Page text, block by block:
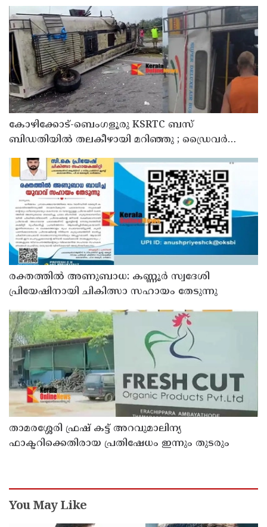
യുപിയോ ബിഹാറോ അല്ല ; അര്‍ജുന്‍ ആയങ്കിയെ
പിന്തുണച്ച് ആകാശ് തില്ലങ്കേരി
കോഴിക്കോട്-ബെംഗളൂരു KSRTC ബസ്
ബിഡതിയിൽ തലകീഴായി മറിഞ്ഞു ; ഡ്രെെവർക്കും
പരിക്ക്
രക്തത്തിൽ അണുബാധ: കണ്ണൂർ സ്വദേശി
പ്രിയേഷിനായി ചികിത്സാ സഹായം തേടുന്നു
താമരശ്ശേരി ഫ്രഷ് കട്ട് അറവുമാലിന്യ
ഫാക്ടറിക്കെതിരായ പ്രതിഷേധം ഇന്നും തുടരും
You May Like